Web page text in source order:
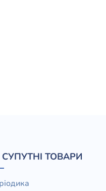
СУПУТНІ ТОВАРИ